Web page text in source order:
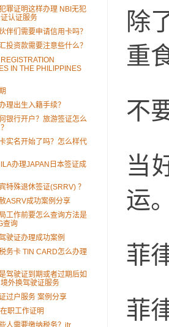
除
重
不
当
运
菲
菲
罪证明这样办理 NBI无犯
认证服务
伴们需要申请信用卡吗？
投资款需要注意些什么？
IN THE PHILIPPINES
理出生入籍手续？
银行开户？旅游签证怎么
实名开始了吗？怎么样代
办理JAPAN日本签证成
特殊退休签证(SRRV) ？
ASRV成功案例分享
工作前要怎么查询方法是
查询
驶证办理成功案例
务卡 TIN CARD怎么办理
驾驶证到期或者过期后如
外换驾驶证服务
过户服务 案例分享
职工作证明
人需要缴纳税务？itr